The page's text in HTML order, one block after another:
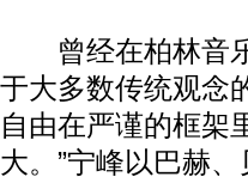
曾经在柏林音乐
于大多数传统观念
自由在严谨的框架
大。”宁峰以巴赫